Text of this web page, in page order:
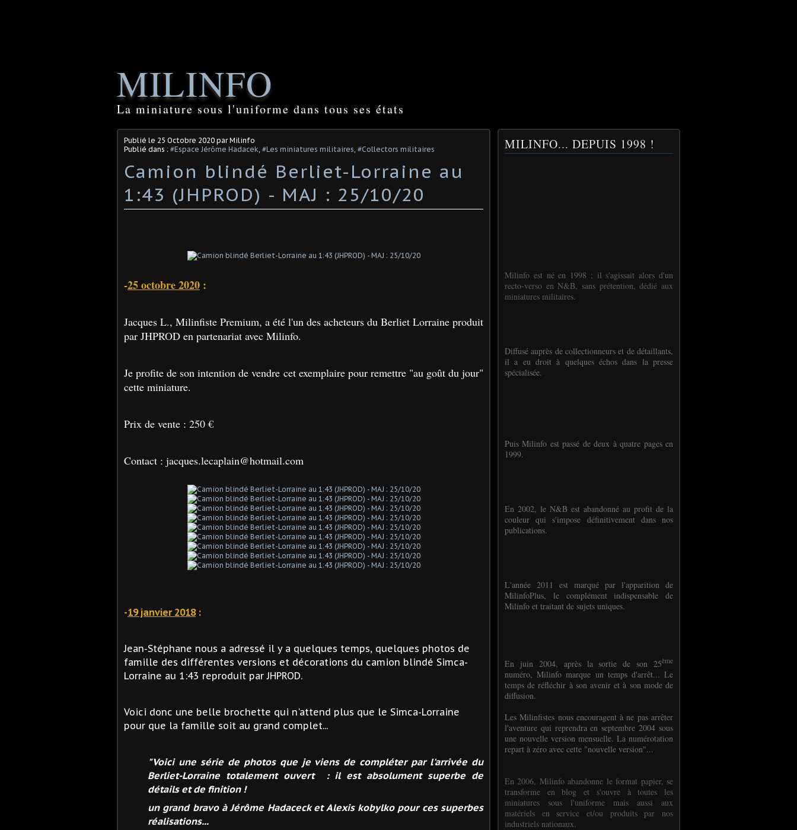
MILINFO
La miniature sous l'uniforme dans tous ses états
Publié le 25 Octobre 2020 par Milinfo
Publié dans : #Espace Jérôme Hadacek, #Les miniatures militaires, #Collectors militaires
Camion blindé Berliet-Lorraine au
1:43 (JHPROD) - MAJ : 25/10/20
-25 octobre 2020 :
Jacques L., Milinfiste Premium, a été l'un des acheteurs du Berliet Lorraine produit
par JHPROD en partenariat avec Milinfo.
Je profite de son intention de vendre cet exemplaire pour remettre "au goût du jour"
cette miniature.
Prix de vente : 250 €
Contact : jacques.lecaplain@hotmail.com
-19 janvier 2018:
Jean-Stéphane nous a adressé il y a quelques temps, quelques photos de
famille des différentes versions et décorations du camion blindé Simca-
Lorraine au 1:43 reproduit par JHPROD.
Voici donc une belle brochette qui n'attend plus que le Simca-Lorraine
pour que la famille soit au grand complet...
"Voici une série de photos que je viens de compléter par l'arrivée du
Berliet-Lorraine totalement ouvert : il est absolument superbe de
détails et de finition !
un grand bravo à Jérôme Hadaceck et Alexis kobylko pour ces superbes
réalisations...
MILINFO... DEPUIS 1998 !
Milinfo est né en 1998 ; il s'agissait alors d'un
recto-verso en N&B, sans prétention, dédié aux
miniatures militaires.
Diffusé auprès de collectionneurs et de détaillants,
il a eu droit à quelques échos dans la presse
spécialisée.
Puis Milinfo est passé de deux à quatre pages en
1999.
En 2002, le N&B est abandonné au profit de la
couleur qui s'impose définitivement dans nos
publications.
L'année 2011 est marqué par l'apparition de
MilinfoPlus, le complément indispensable de
Milinfo et traitant de sujets uniques.
En juin 2004, après la sortie de son 25ème
numéro, Milinfo marque un temps d'arrêt... Le
temps de réfléchir à son avenir et à son mode de
diffusion.
Les Milinfistes nous encouragent à ne pas arrêter
l'aventure qui reprendra en septembre 2004 sous
une nouvelle version mensuelle. La numérotation
repart à zéro avec cette "nouvelle version"...
En 2006, Milinfo abandonne le format papier, se
transforme en blog et s'ouvre à toutes les
miniatures sous l'uniforme mais aussi aux
matériels en service et/ou produits par nos
industriels nationaux.